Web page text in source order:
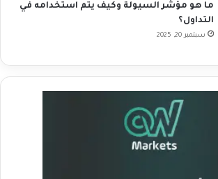
ما هو مؤشر السيولة وكيف يتم استخدامه في
التداول؟
سبتمبر 20, 2025